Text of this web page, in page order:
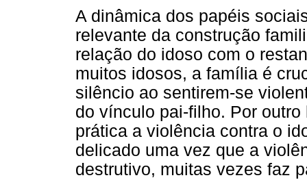
A dinâmica dos papéis
relevante da construção
relação do idoso com o
muitos idosos, a família é
silêncio ao sentirem-se
do vínculo pai-filho. Por
prática a violência contra o
delicado uma vez que a
destrutivo, muitas vezes faz